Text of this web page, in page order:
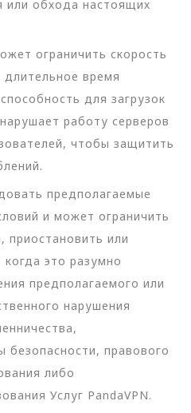
или обхода настоящих
ограничить скорость
время
для загрузок
работу серверов
чтобы защитить
предполагаемые
и может ограничить
приостановить или
это разумно
предполагаемого или
нарушения
безопасности, правового
либо
Услуг PandaVPN.